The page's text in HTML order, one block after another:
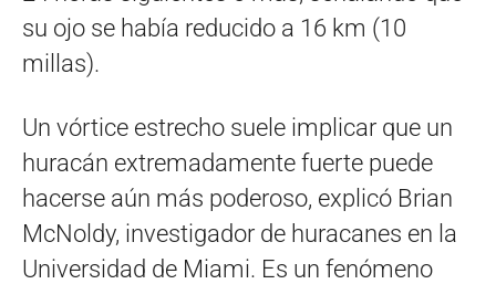
su ojo se había reducido a 16 km (10
millas).
Un vórtice estrecho suele implicar que un
huracán extremadamente fuerte puede
hacerse aún más poderoso, explicó Brian
McNoldy, investigador de huracanes en la
Universidad de Miami. Es un fenómeno